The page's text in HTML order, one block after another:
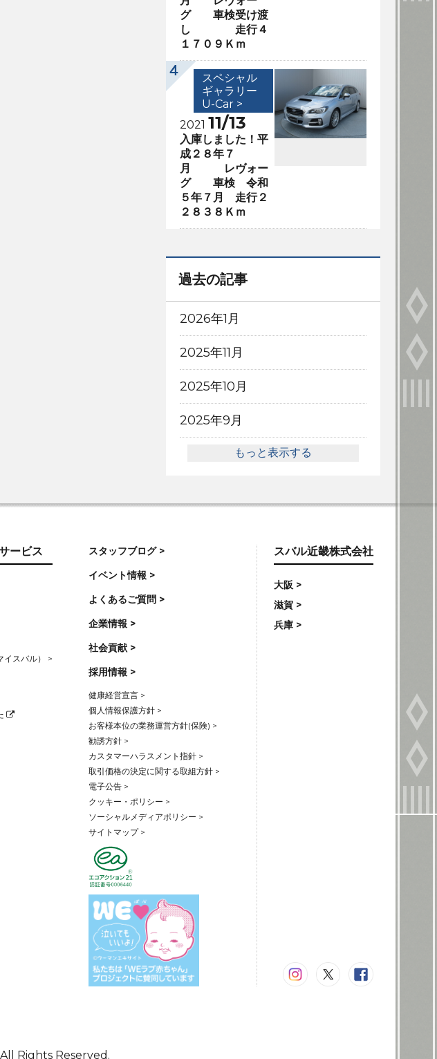
グ 車検受け渡
し 走行４
１７０９Ｋｍ
スペシャル
ギャラリー
U-Car >
2021 11/13
入庫しました！平
成２８年７
月 レヴォー
グ 車検 令和
５年７月 走行２
２８３８Ｋｍ
過去の記事
2026年1月
2025年11月
2025年10月
2025年9月
もっと表示する
ービス
イスバル） >
スタッフブログ >
イベント情報 >
よくあるご質問 >
企業情報 >
社会貢献 >
採用情報 >
健康経営宣言 >
個人情報保護方針 >
お客様本位の業務運営方針(保険) >
勧誘方針 >
カスタマーハラスメント指針 >
取引価格の決定に関する取組方針 >
電子公告 >
クッキー・ポリシー >
ソーシャルメディアポリシー >
サイトマップ >
スバル近畿株式会社
大阪 >
滋賀 >
兵庫 >
Rights Reserved.